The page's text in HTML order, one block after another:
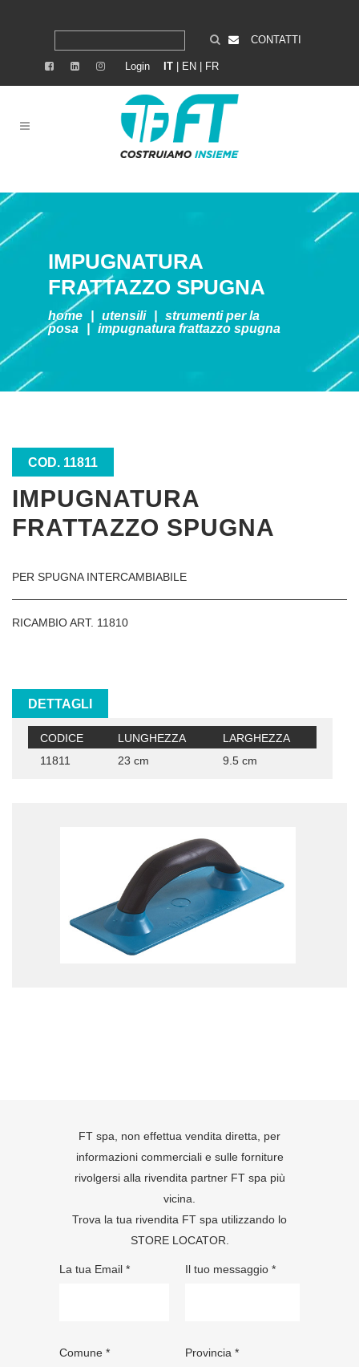
CONTATTI
Login IT EN FR
IMPUGNATURA
FRATTAZZO SPUGNA
home utensili
strumenti per la
posa
impugnatura frattazzo spugna
COD. 11811
IMPUGNATURA
FRATTAZZO SPUGNA
PER SPUGNA INTERCAMBIABILE
RICAMBIO ART. 11810
DETTAGLI
CODICE LUNGHEZZA
LARGHEZZA
11811
23 cm 9.5 cm
FT spa, non effettua vendita diretta, per
informazioni commerciali e sulle forniture
rivolgersi alla rivendita partner FT spa più
vicina.
Trova la tua rivendita FT spa utilizzando lo
STORE LOCATOR
La tua Email *
Comune *
Il tuo messaggio *
Provincia *